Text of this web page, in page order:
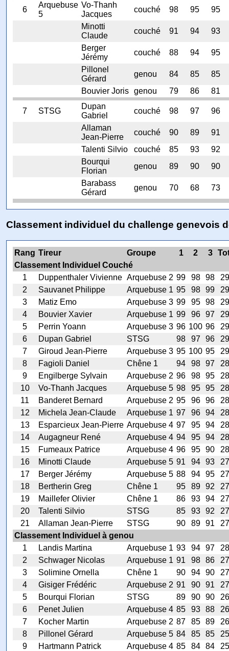
6
Arquebuse
5
Vo-Thanh
Jacques
couché 98 95
95
Minotti
Claude
couché 91 94
93
Berger
Jérémy
couché 88 94
95
Pillonel
Gérard
genou 84 85
85
Bouvier Joris genou 79 86 81
7 STSG
Dupan
Gabriel
couché 98 97
96
Allaman
Jean-Pierre
couché 90 89
91
Talenti Silvio
couché 85 93
92
Bourqui
Florian
genou 89 90
90
Barabass
Gérard
genou 70 68 73
Classement individuel du challenge genevois
Rang Tireur Groupe 1 2 3
Classement Individuel Couché
1
Duppenthaler Vivienne Arquebuse 2 99 98 98
2
Sauvanet Philippe Arquebuse 1 95 98 99
3
Matiz Emo Arquebuse 3 99 95 98
4
Bouvier Xavier Arquebuse 1 99 96 97
5
Perrin Yoann Arquebuse 3 96 100 96
6
Dupan Gabriel STSG 98 97 96
7
Giroud Jean-Pierre Arquebuse 3 95 100 95
8
Fagioli Daniel Chêne 1 94 98 97
9
Engilberge Sylvain Arquebuse 2 96 98 95
10
Vo-Thanh Jacques Arquebuse 5 98 95 95
11
Banderet Bernard Arquebuse 2 95 96 96
12
Michela Jean-Claude Arquebuse 1 97 96 94
13
Esparcieux Jean-Pierre Arquebuse 4 97 95 94
14
Augagneur René Arquebuse 4 94 95 94
15
Fumeaux Patrice Arquebuse 4 96 95 90
16
Minotti Claude Arquebuse 5 91 94 93
17
Berger Jérémy Arquebuse 5 88 94 95
18
Bertherin Greg Chêne 1 95 89 92
19
Maillefer Olivier Chêne 1 86 93 94
20
Talenti Silvio STSG 85 93 92
21
Allaman Jean-Pierre STSG 90 89 91
Classement Individuel à genou
1
Landis Martina Arquebuse 1 93 94 97
2
Schwager Nicolas Arquebuse 1 91 98 86
3
Solimine Ornella Chêne 1 90 94 90
4
Gisiger Frédéric Arquebuse 2 91 90 91
5
Bourqui Florian STSG 89 90 90
6
Penet Julien Arquebuse 4 85 93 88
7
Kocher Martin Arquebuse 2 87 85 89
8
Pillonel Gérard Arquebuse 5 84 85 85
9
Hartmann Patrick Arquebuse 4 85 84 84